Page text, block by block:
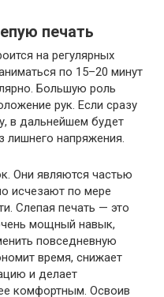
печать
на регулярных
по 15–20 минут
Большую роль
рук. Если сразу
в дальнейшем будет
лишнего напряжения.
Они являются частью
исчезают по мере
Слепая печать — это
мощный навык,
повседневную
время, снижает
и делает
комфортным. Освоив